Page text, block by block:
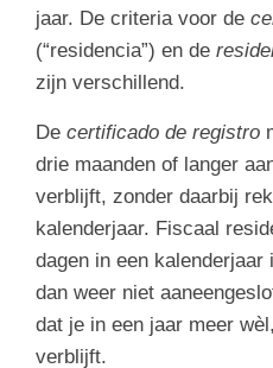
jaar. De criteria voor de
(“residencia”) en de
zijn verschillend.
De certificado de registro
drie maanden of langer
verblijft, zonder daarbij
kalenderjaar. Fiscaal
dagen in een
dan weer niet
dat je in een jaar meer
verblijft.